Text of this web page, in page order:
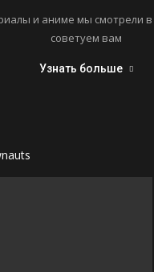
и аниме мы смотрели в
советуем вам
Узнать больше